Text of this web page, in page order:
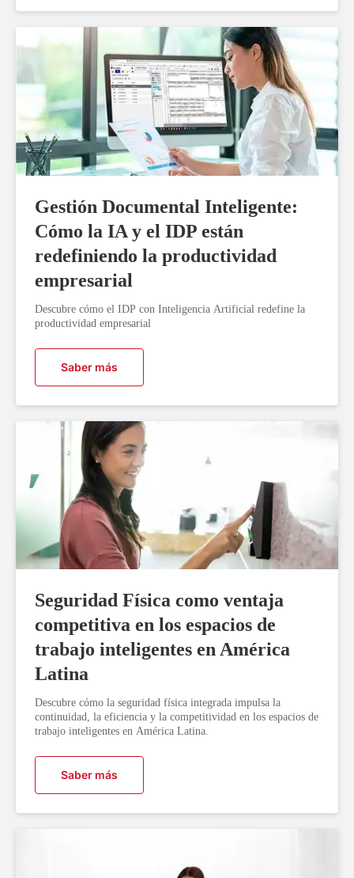
Gestión Documental Inteligente:
Cómo la IA y el IDP están
redefiniendo la productividad
empresarial
Descubre cómo el IDP con Inteligencia Artificial redefine la
productividad empresarial
Saber más
Seguridad Física como ventaja
competitiva en los espacios de
trabajo inteligentes en América
Latina
Descubre cómo la seguridad física integrada impulsa la
continuidad, la eficiencia y la competitividad en los espacios de
trabajo inteligentes en América Latina.
Saber más